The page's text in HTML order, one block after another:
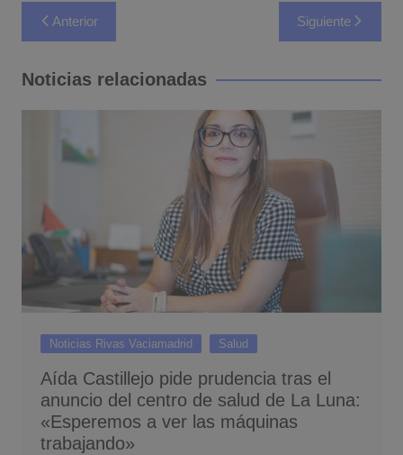
Navegación
de
entradas
Anterior Siguiente
Noticias relacionadas
Noticias Rivas Vaciamadrid Salud
Aída Castillejo pide prudencia tras el
anuncio del centro de salud de La Luna:
«Esperemos a ver las máquinas
trabajando»